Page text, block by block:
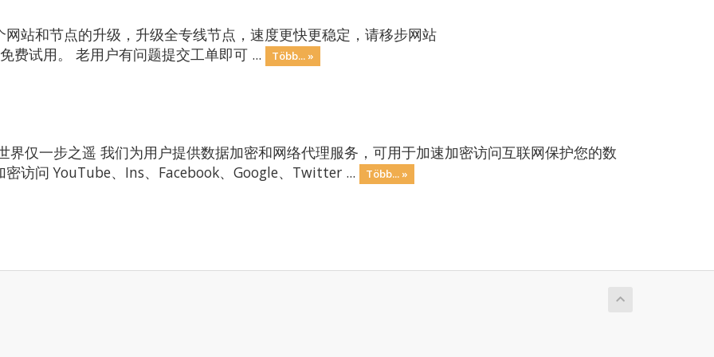
站和节点的升级，升级全专线节点，速度更快更稳定，请移步网站
试用。 老用户有问题提交工单即可 ...
Több... »
界仅一步之遥 我们为用户提供数据加密和网络代理服务，可用于加速加密访问互联网保护您的数
访问 YouTube、Ins、Facebook、Google、Twitter ...
Több... »